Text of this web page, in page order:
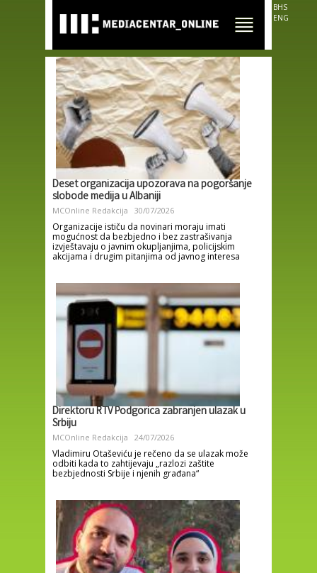
main
content
BHS
ENG
Deset organizacija upozorava na pogoršanje
slobode medija u Albaniji
MCOnline Redakcija 30/07/2026
Organizacije ističu da novinari moraju imati
mogućnost da bezbjedno i bez zastrašivanja
izvještavaju o javnim okupljanjima, policijskim
akcijama i drugim pitanjima od javnog interesa
Direktoru RTV Podgorica zabranjen ulazak u
Srbiju
MCOnline Redakcija 24/07/2026
Vladimiru Otaševiću je rečeno da se ulazak može
odbiti kada to zahtijevaju „razlozi zaštite
bezbjednosti Srbije i njenih građana“